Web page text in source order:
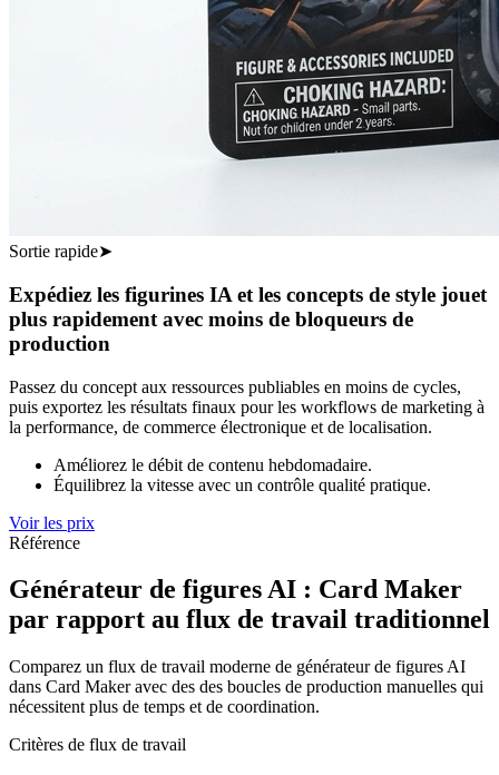
Sortie rapide➤
Expédiez les figurines IA et les concepts de style jouet
plus rapidement avec moins de bloqueurs de
production
Passez du concept aux ressources publiables en moins de cycles,
puis exportez les résultats finaux pour les workflows de marketing à
la performance, de commerce électronique et de localisation.
Améliorez le débit de contenu hebdomadaire.
Équilibrez la vitesse avec un contrôle qualité pratique.
Voir les prix
Référence
Générateur de figures AI : Card Maker
par rapport au flux de travail traditionnel
Comparez un flux de travail moderne de générateur de figures AI
dans Card Maker avec des des boucles de production manuelles qui
nécessitent plus de temps et de coordination.
Critères de flux de travail